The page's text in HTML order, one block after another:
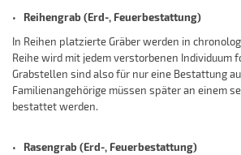
• Reihengrab (Erd-, Feuerbestattung)
In Reihen platzierte Gräber werden in
Reihe wird mit jedem verstorbenen Individuum
Grabstellen sind also für nur eine Bestattung
Familienangehörige müssen später an einem
bestattet werden.
• Rasengrab (Erd-, Feuerbestattung)